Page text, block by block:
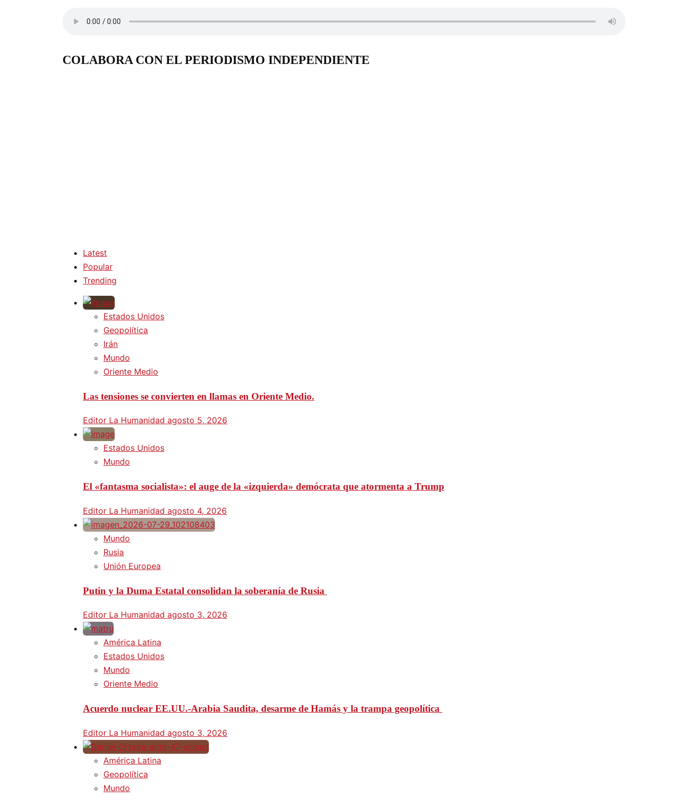
COLABORA CON EL PERIODISMO INDEPENDIENTE
Latest
Popular
Trending
Estados Unidos
Geopolítica
Irán
Mundo
Oriente Medio
Las tensiones se convierten en llamas en Oriente Medio.
Editor La Humanidad agosto 5, 2026
Estados Unidos
Mundo
El «fantasma socialista»: el auge de la «izquierda» demócrata que atormenta a Trump
Editor La Humanidad agosto 4, 2026
Mundo
Rusia
Unión Europea
Putin y la Duma Estatal consolidan la soberanía de Rusia
Editor La Humanidad agosto 3, 2026
América Latina
Estados Unidos
Mundo
Oriente Medio
Acuerdo nuclear EE.UU.-Arabia Saudita, desarme de Hamás y la trampa geopolítica
Editor La Humanidad agosto 3, 2026
América Latina
Geopolítica
Mundo